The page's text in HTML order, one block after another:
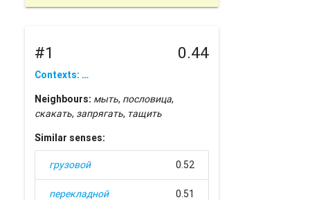
#1 0.44
Contexts: …
Neighbours: мыть, пословица,
скакать, запрягать, тащить
Similar senses:
грузовой 0.52
перекладной 0.51